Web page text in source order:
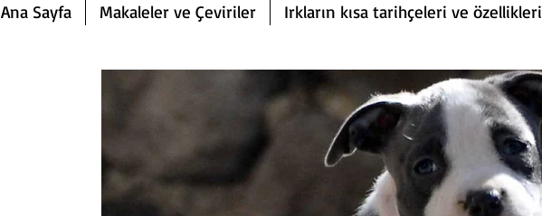
Ana Sayfa Makaleler ve Çeviriler Irkların kısa tarihçeleri ve özellikleri